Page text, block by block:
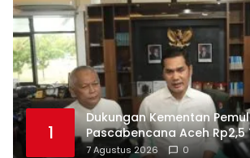
1
Dukungan Kementan
Pascabencana Aceh Rp2,5
Pemprov Kelola Rp9,7 Miliar
7 Agustus 2026 0